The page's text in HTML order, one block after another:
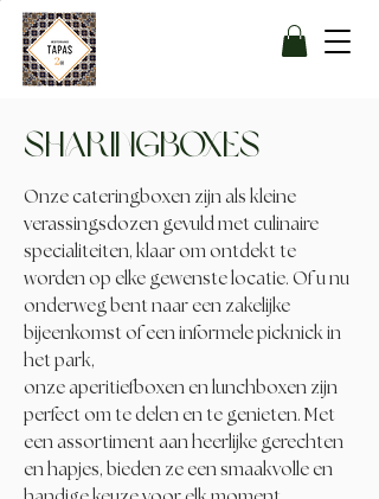
sharingboxes
Onze cateringboxen zijn als kleine
verassingsdozen gevuld met culinaire
specialiteiten, klaar om ontdekt te
worden op elke gewenste locatie. Of u nu
onderweg bent naar een zakelijke
bijeenkomst of een informele picknick in
het park,
onze aperitiefboxenenlunchboxen zijn
perfect om te delen en te genieten. Met
een assortiment aan heerlijke gerechten
en hapjes, bieden ze een smaakvolle en